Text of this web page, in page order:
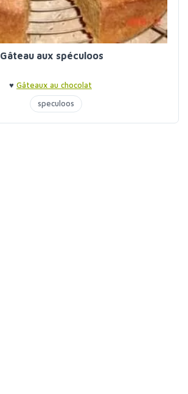
Gâteau aux spéculoos
♥ Gâteaux au chocolat
speculoos